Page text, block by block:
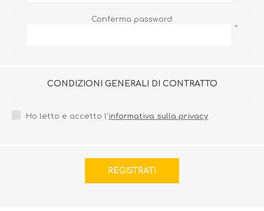
Conferma password:
*
CONDIZIONI GENERALI DI CONTRATTO
Ho letto e accetto l'informativa sulla privacy